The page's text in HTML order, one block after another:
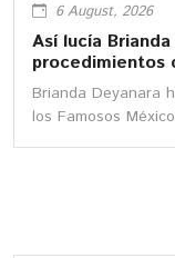
6 August, 2026
Así lucía
procedimientos
Brianda Deyanara
los Famosos